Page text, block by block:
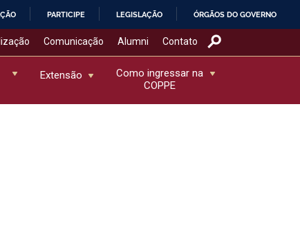
PARTICIPE LEGISLAÇÃO ÓRGÃOS DO GOVERNO
Comunicação Alumni Contato
Extensão
Como ingressar na
COPPE